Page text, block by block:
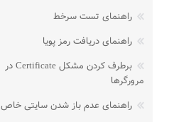
راهنمای تست سرخط
راهنمای دریافت رمز پویا
برطرف کردن مشکل Certificate در
مرورگرها
راهنمای عدم باز شدن سایتی خاص